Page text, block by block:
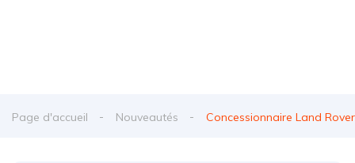
Page d'accueil Nouveautés Concessionnaire Land